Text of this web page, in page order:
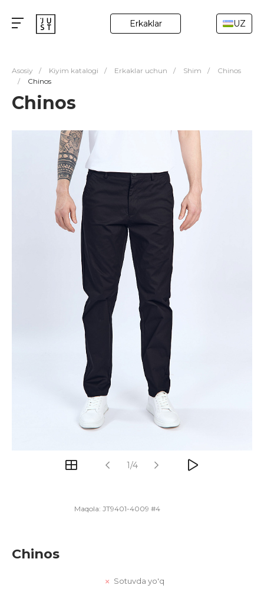
Erkaklar UZ
Asosiy / Kiyim katalogi / Erkaklar uchun / Shim /
Chinos
/
Chinos
Chinos
1/4
Maqola: JT9401-4009 #4
Chinos
Sotuvda yo'q